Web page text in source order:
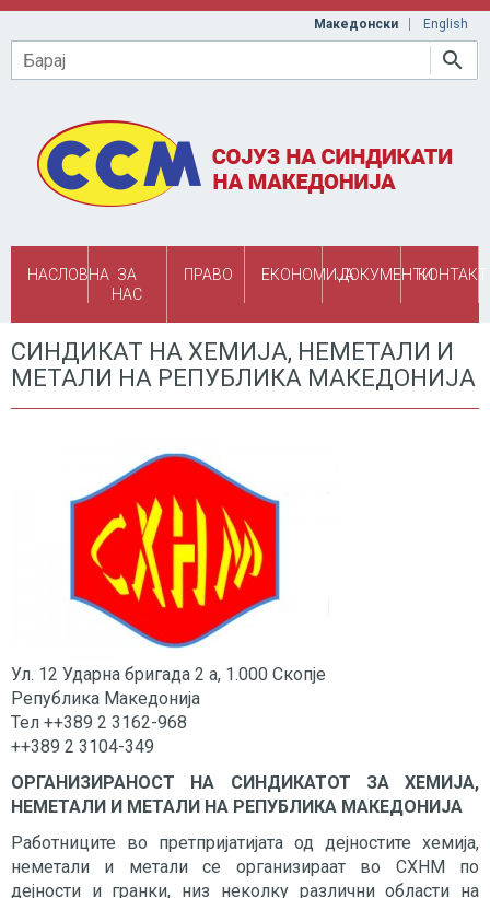
Skip to main content
Македонски English
Барај
НАСЛОВНА ЗА
НАС
ПРАВО ЕКОНОМИЈАДОКУМЕНТИКОНТАКТ
СИНДИКАТ НА ХЕМИЈА, НЕМЕТАЛИ И
МЕТАЛИ НА РЕПУБЛИКА МАКЕДОНИЈА
Ул. 12 Ударна бригада 2 а, 1.000 Скопје
Република Македонија
Тел ++389 2 3162-968
++389 2 3104-349
ОРГАНИЗИРАНОСТ НА СИНДИКАТОТ ЗА ХЕМИЈА,
НЕМЕТАЛИ И МЕТАЛИ НА РЕПУБЛИКА МАКЕДОНИЈА
Работниците во претпријатијата од дејностите хемија,
неметали и метали се организираат во СХНМ по
дејности и гранки, низ неколку различни области на